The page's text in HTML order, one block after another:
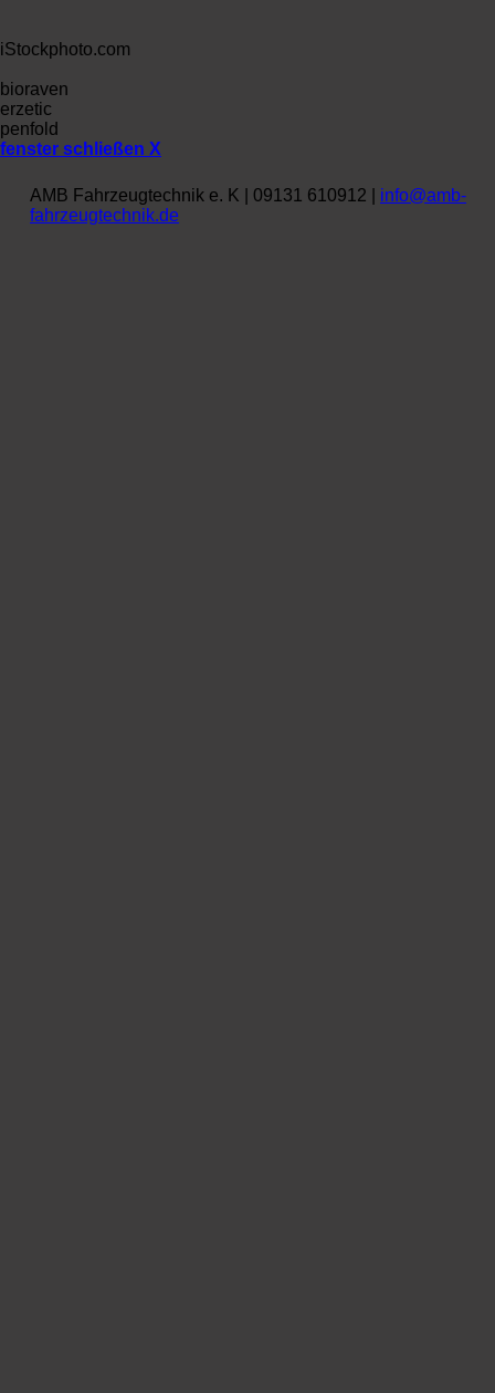
iStockphoto.com
bioraven
erzetic
penfold
fenster schließen X
AMB Fahrzeugtechnik e. K | 09131 610912 | info@amb-
fahrzeugtechnik.de